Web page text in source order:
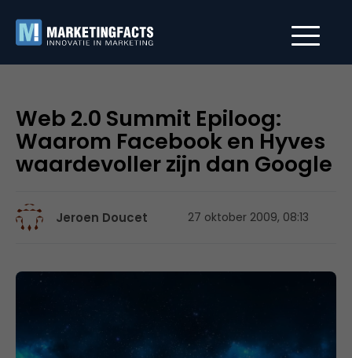
Web 2.0 Summit Epiloog:
Waarom Facebook en Hyves
waardevoller zijn dan Google
Jeroen Doucet 27 oktober 2009, 08:13